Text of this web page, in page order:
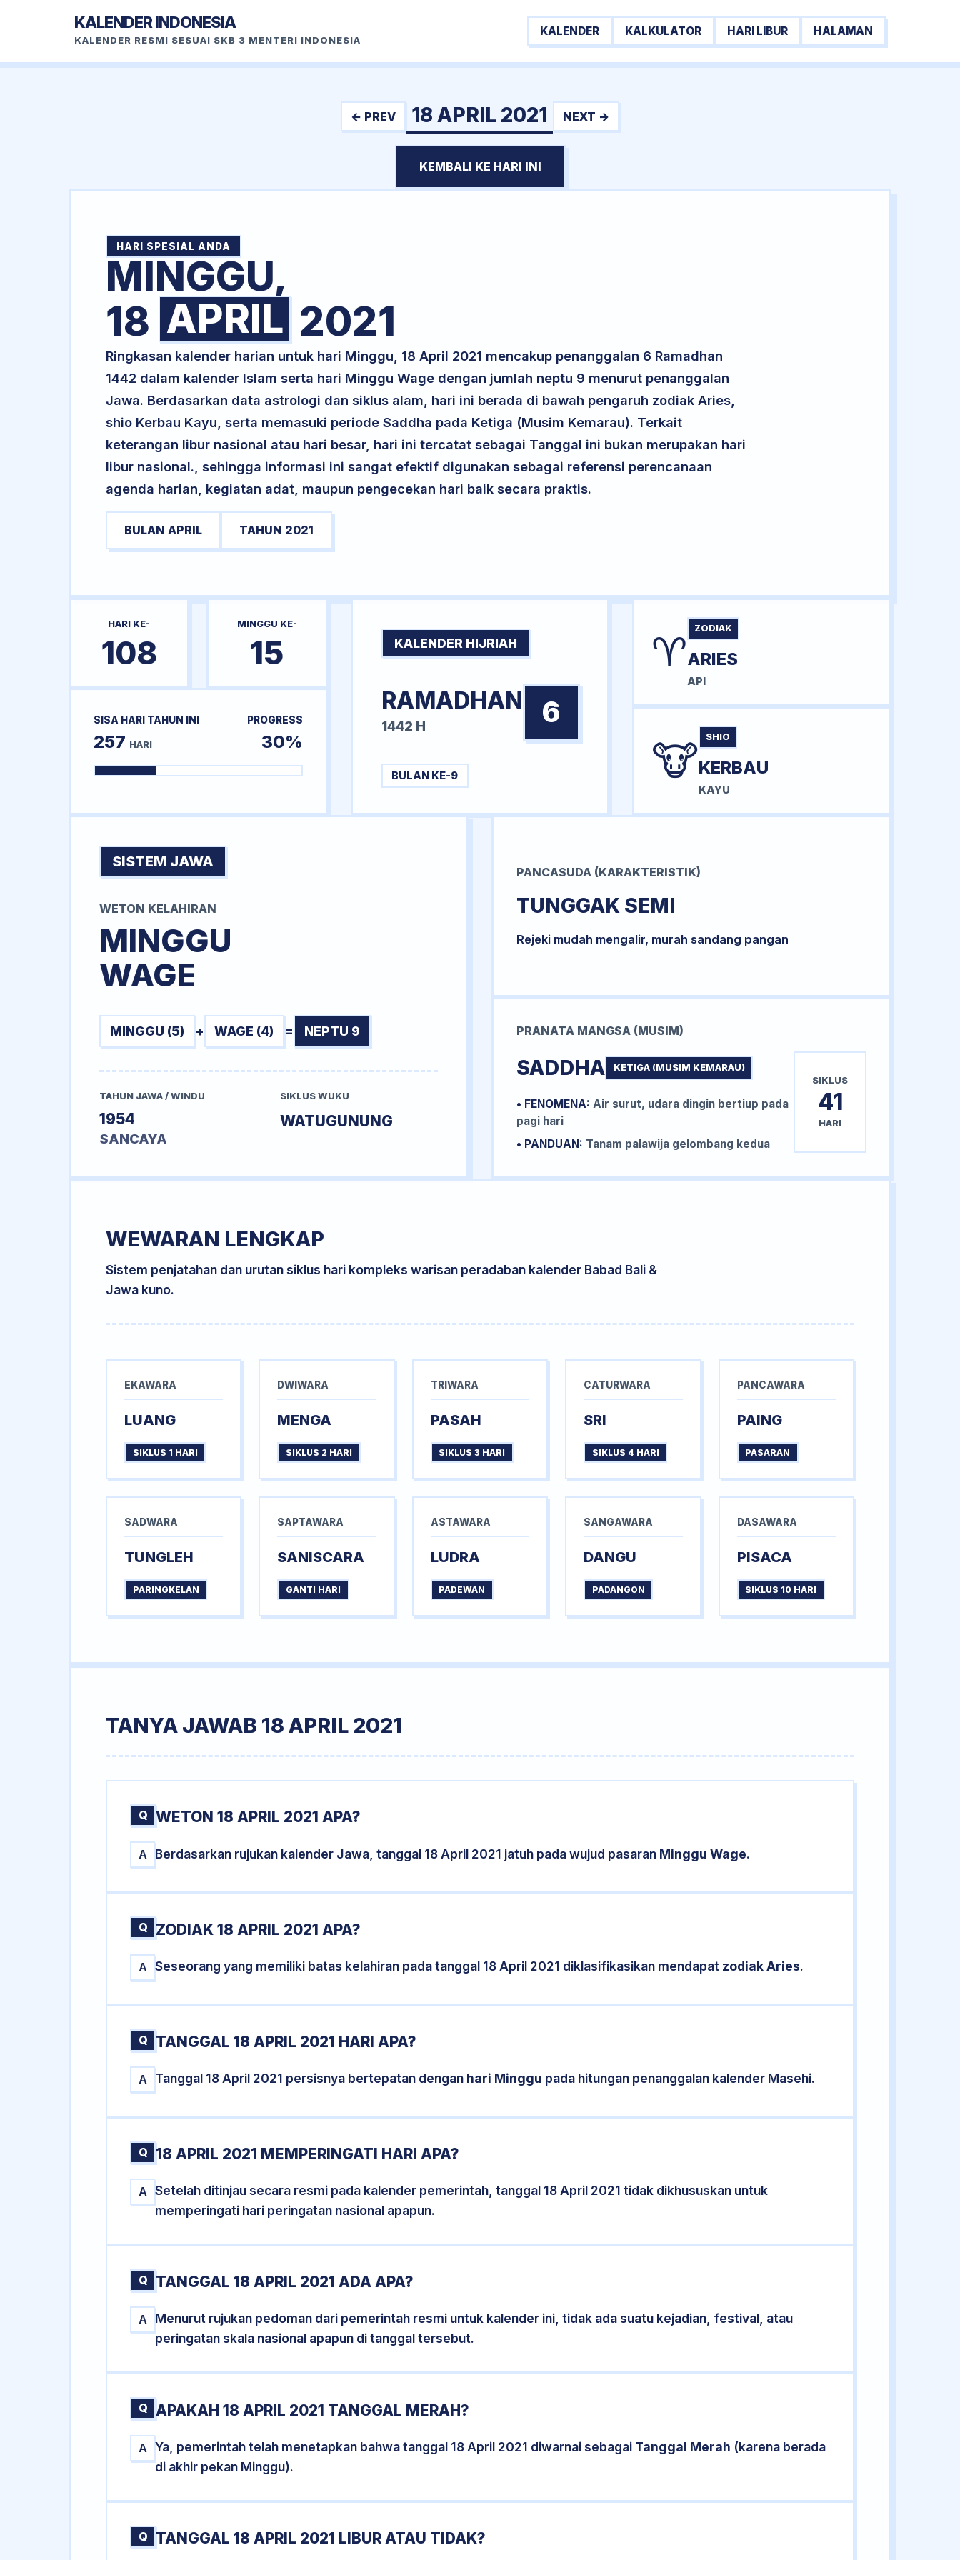
KALENDER INDONESIA
KALENDER RESMI SESUAI SKB 3 MENTERI INDONESIA
KALENDER KALKULATOR HARI LIBUR HALAMAN
← PREV 18 APRIL 2021 NEXT →
KEMBALI KE HARI INI
HARI SPESIAL ANDA
MINGGU,
18 APRIL 2021
Ringkasan kalender harian untuk hari Minggu, 18 April 2021 mencakup penanggalan 6 Ramadhan
1442 dalam kalender Islam serta hari Minggu Wage dengan jumlah neptu 9 menurut penanggalan
Jawa. Berdasarkan data astrologi dan siklus alam, hari ini berada di bawah pengaruh zodiak Aries,
shio Kerbau Kayu, serta memasuki periode Saddha pada Ketiga (Musim Kemarau). Terkait
keterangan libur nasional atau hari besar, hari ini tercatat sebagai Tanggal ini bukan merupakan hari
libur nasional., sehingga informasi ini sangat efektif digunakan sebagai referensi perencanaan
agenda harian, kegiatan adat, maupun pengecekan hari baik secara praktis.
BULAN APRIL TAHUN 2021
HARI KE-
108
MINGGU KE-
15
SISA HARI TAHUN INI
257 HARI
PROGRESS
30%
KALENDER HIJRIAH
RAMADHAN
1442 H 6
BULAN KE-9
♈ ZODIAK
ARIES
API
🐮 SHIO
KERBAU
KAYU
SISTEM JAWA
WETON KELAHIRAN
MINGGU
WAGE
MINGGU (5) + WAGE (4) = NEPTU 9
TAHUN JAWA / WINDU
1954
SANCAYA
SIKLUS WUKU
WATUGUNUNG
PANCASUDA (KARAKTERISTIK)
TUNGGAK SEMI
Rejeki mudah mengalir, murah sandang pangan
PRANATA MANGSA (MUSIM)
SADDHA KETIGA (MUSIM KEMARAU)
• FENOMENA: Air surut, udara dingin bertiup pada
pagi hari
• PANDUAN: Tanam palawija gelombang kedua
SIKLUS
41
HARI
WEWARAN LENGKAP
Sistem penjatahan dan urutan siklus hari kompleks warisan peradaban kalender Babad Bali &
Jawa kuno.
EKAWARA
LUANG
SIKLUS 1 HARI
DWIWARA
MENGA
SIKLUS 2 HARI
TRIWARA
PASAH
SIKLUS 3 HARI
CATURWARA
SRI
SIKLUS 4 HARI
PANCAWARA
PAING
PASARAN
SADWARA
TUNGLEH
PARINGKELAN
SAPTAWARA
SANISCARA
GANTI HARI
ASTAWARA
LUDRA
PADEWAN
SANGAWARA
DANGU
PADANGON
DASAWARA
PISACA
SIKLUS 10 HARI
TANYA JAWAB 18 APRIL 2021
Q WETON 18 APRIL 2021 APA?
A Berdasarkan rujukan kalender Jawa, tanggal 18 April 2021 jatuh pada wujud pasaran Minggu Wage.
Q ZODIAK 18 APRIL 2021 APA?
A Seseorang yang memiliki batas kelahiran pada tanggal 18 April 2021 diklasifikasikan mendapat zodiak Aries.
Q TANGGAL 18 APRIL 2021 HARI APA?
A Tanggal 18 April 2021 persisnya bertepatan dengan hari Minggu pada hitungan penanggalan kalender Masehi.
Q 18 APRIL 2021 MEMPERINGATI HARI APA?
A
Setelah ditinjau secara resmi pada kalender pemerintah, tanggal 18 April 2021 tidak dikhususkan untuk
memperingati hari peringatan nasional apapun.
Q TANGGAL 18 APRIL 2021 ADA APA?
A
Menurut rujukan pedoman dari pemerintah resmi untuk kalender ini, tidak ada suatu kejadian, festival, atau
peringatan skala nasional apapun di tanggal tersebut.
Q APAKAH 18 APRIL 2021 TANGGAL MERAH?
A Ya, pemerintah telah menetapkan bahwa tanggal 18 April 2021 diwarnai sebagai Tanggal Merah (karena berada
di akhir pekan Minggu).
Q TANGGAL 18 APRIL 2021 LIBUR ATAU TIDAK?